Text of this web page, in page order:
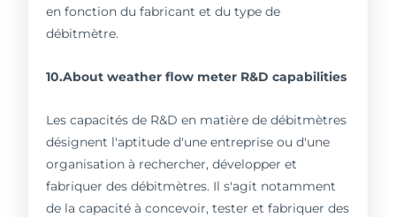
en fonction du fabricant et du type de
débitmètre.
10.About weather flow meter R&D capabilities
Les capacités de R&D en matière de débitmètres
désignent l'aptitude d'une entreprise ou d'une
organisation à rechercher, développer et
fabriquer des débitmètres. Il s'agit notamment
de la capacité à concevoir, tester et fabriquer des